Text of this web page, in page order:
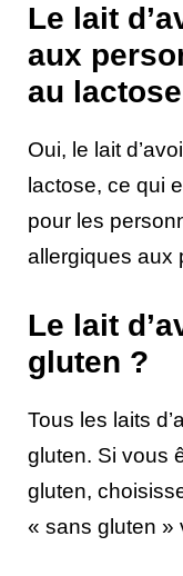
Le lait
aux
au
Oui, le lait
lactose, ce qui
pour les
allergiques aux
Le lait
gluten ?
Tous les laits
gluten. Si vous
gluten,
« sans gluten »